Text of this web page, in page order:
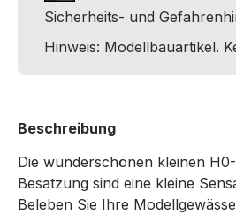
Sicherheits- und
Hinweis: Modellbauartikel.
Beschreibung
Die wunderschönen kleinen
Besatzung sind eine kleine
Beleben Sie Ihre